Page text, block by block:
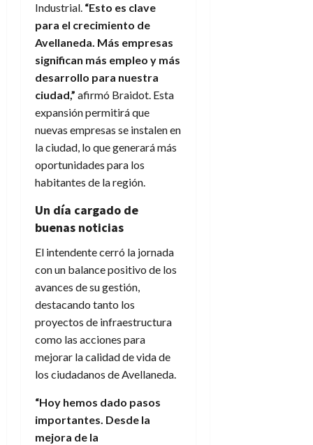
Industrial. “Esto es clave
para el crecimiento de
Avellaneda. Más empresas
significan más empleo y más
desarrollo para nuestra
ciudad,” afirmó Braidot. Esta
expansión permitirá que
nuevas empresas se instalen en
la ciudad, lo que generará más
oportunidades para los
habitantes de la región.
Un día cargado de
buenas noticias
El intendente cerró la jornada
con un balance positivo de los
avances de su gestión,
destacando tanto los
proyectos de infraestructura
como las acciones para
mejorar la calidad de vida de
los ciudadanos de Avellaneda.
“Hoy hemos dado pasos
importantes. Desde la
mejora de la